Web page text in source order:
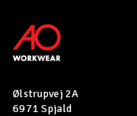
Ølstrupvej 2A
6971 Spjald